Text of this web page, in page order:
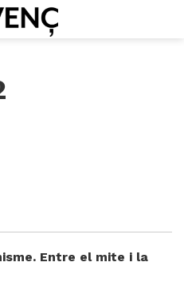
Entre el mite i la